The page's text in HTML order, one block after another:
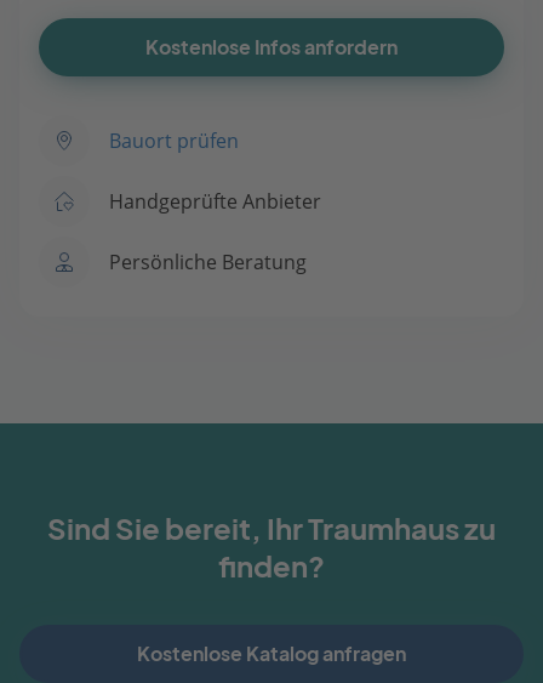
Kostenlose Infos anfordern
Bauort prüfen
Handgeprüfte Anbieter
Persönliche Beratung
Sind Sie bereit, Ihr Traumhaus zu
finden?
Kostenlose Katalog anfragen